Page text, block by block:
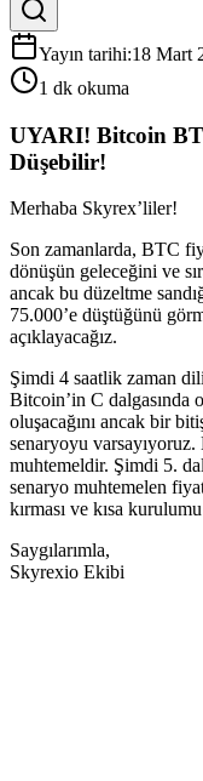
Yayın tarihi:18 Mart
1 dk okuma
UYARI! Bitcoin
Düşebilir!
Merhaba Skyrex’liler!
Son zamanlarda, BTC
dönüşün geleceğini ve
ancak bu düzeltme
75.000’e düştüğünü
açıklayacağız.
Şimdi 4 saatlik zaman
Bitcoin’in C dalgasında
oluşacağını ancak bir
senaryoyu
muhtemeldir. Şimdi 5.
senaryo muhtemelen
kırması ve kısa
Saygılarımla,
Skyrexio Ekibi